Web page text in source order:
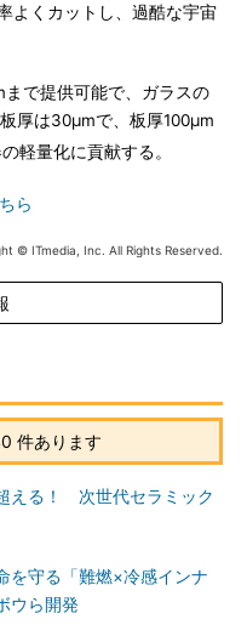
よくカットし、過酷な宇宙
で提供可能で、ガラスの
厚は30μmで、板厚100μm
軽量化に貢献する。
ら
© ITmedia, Inc. All Rights Reserved.
件あります
える！ 次世代セラミック
守る「難燃×冷感インナ
ウら開発